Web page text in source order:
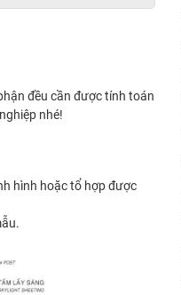
đều cần được tính toán
nhé!
hình hoặc tổ hợp được